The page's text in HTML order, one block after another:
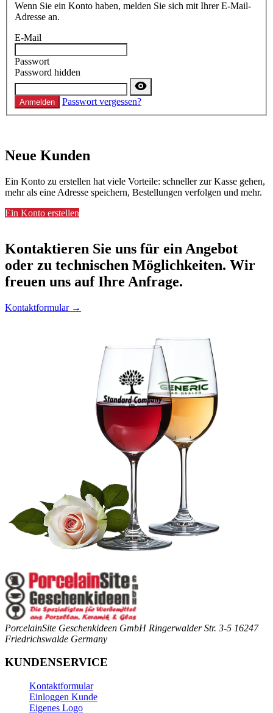
Wenn Sie ein Konto haben, melden Sie sich mit Ihrer E-Mail-
Adresse an.
E-Mail
Passwort
Password hidden
Anmelden Passwort vergessen?
Neue Kunden
Ein Konto zu erstellen hat viele Vorteile: schneller zur Kasse gehen,
mehr als eine Adresse speichern, Bestellungen verfolgen und mehr.
Ein Konto erstellen
Kontaktieren Sie uns für ein Angebot
oder zu technischen Möglichkeiten. Wir
freuen uns auf Ihre Anfrage.
Kontaktformular →
PorcelainSite Geschenkideen GmbH Ringerwalder Str. 3-5 16247
Friedrichswalde Germany
KUNDENSERVICE
Kontaktformular
Einloggen Kunde
Eigenes Logo